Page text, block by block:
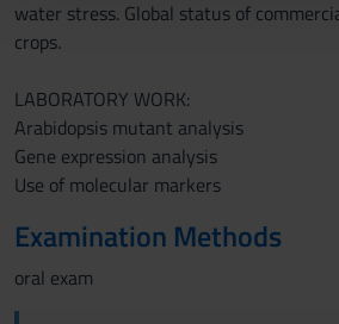
con altre informazioni che hai fornito
raccolto dal tuo utilizzo dei loro
water stress. Global status of
crops.
LABORATORY WORK:
Arabidopsis mutant analysis
Gene expression analysis
Use of molecular markers
Examination Methods
oral exam